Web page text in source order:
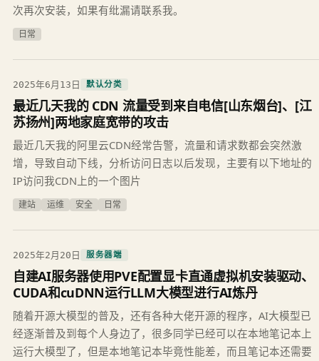
次再次安装，如果有纰漏请联系我。
日常
2025年6月13日 默认分类
最近几天我的 CDN 流量受到来自电信[山东烟台]、[江
苏扬州]两地家庭宽带的攻击
最近几天我的阿里云CDN经常告警，流量和请求数都会突然激
增，导致自动下线，分析访问日志以后发现，主要有以下地址的
IP访问我CDN上的一个图片
建站 运维 安全 日常
2025年2月20日 服务器端
自建AI服务器使用PVE配置显卡直通虚拟机安装驱动、
CUDA和cuDNN运行LLM大模型进行AI炼丹
随着开源大模型的普及，还有各种大佬开源的程序，AI大模型已
经逐渐普及到每个人身边了，很多同学已经可以在本地笔记本上
运行大模型了，但是本地笔记本毕竟性能差，而且笔记本还需要